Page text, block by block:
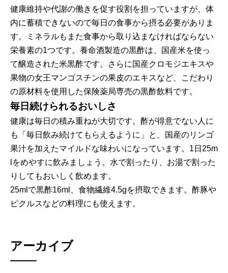
健康維持や代謝の働きを促す役割を担っていますが、体
内に蓄積できないので毎日の食事から摂る必要がありま
す。ミネラルもまた食事から取り込まなければならない
栄養素の1つです。養命酒製造の黒酢は、国産米を使っ
て醸造された米黒酢です。さらに国産クロモジエキスや
果物の女王マンゴスチンの果皮のエキスなど、こだわり
の原材料を使用した保険薬局専売の黒酢飲料です。
毎日続けられるおいしさ
健康は毎日の積み重ねが大切です。酢が得意でない人に
も「毎日飲み続けてもらえるように」と、国産のリンゴ
果汁を加えたマイルドな味わいになっています。1日25m
lをめやすに飲みましょう。水で割ったり、お湯で割った
りしてもおいしく飲めます。
25mlで黒酢16ml、食物繊維4.5gを摂取できます。酢豚や
ピクルスなどの料理にも使えます。
アーカイブ